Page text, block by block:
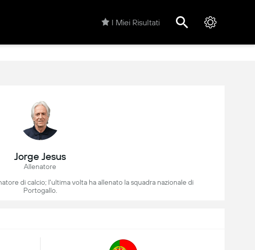
I Miei Risultati
Jorge Jesus
Allenatore
di calcio; l'ultima volta ha allenato la squadra nazionale di
Portogallo.